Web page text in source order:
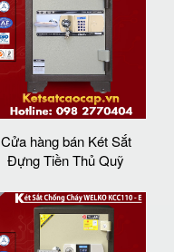
Cửa hàng bán Két Sắt
Đựng Tiền Thủ Quỹ